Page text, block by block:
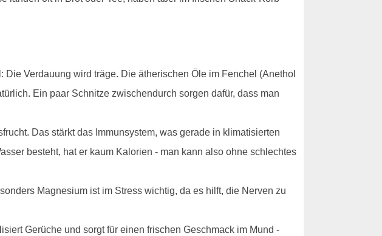
Verdauung wird träge. Die ätherischen Öle im Fenchel (Anethol
Ein paar Schnitze zwischendurch sorgen dafür, dass man
Das stärkt das Immunsystem, was gerade in klimatisierten
besteht, hat er kaum Kalorien - man kann also ohne schlechtes
Magnesium ist im Stress wichtig, da es hilft, die Nerven zu
Gerüche und sorgt für einen frischen Geschmack im Mund -